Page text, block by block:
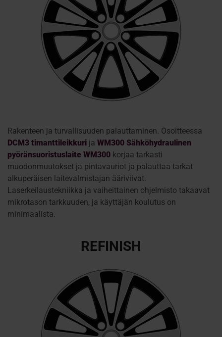
Rakenteen ja turvallisuuden palauttaminen. Osoitteessa
DCM3 timanttileikkuri ja WM300 Sähköhydraulinen
pyöränsuoristuslaite WM300 korjaa tarkasti
muodonmuutokset ja pintavauriot ja palauttaa tarkat
alkuperäisen laitevalmistajan ääriviivat.
Laserkeilaustekniikka ja vaiheittainen ohjelmisto takaavat
mikrotason tarkkuuden, ja käyttäjän koulutus on
minimaalista.
REFINISH